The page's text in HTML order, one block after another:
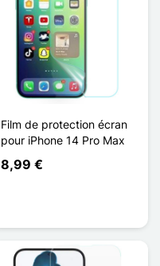
Film de protection écran
pour iPhone 14 Pro Max
8,99 €